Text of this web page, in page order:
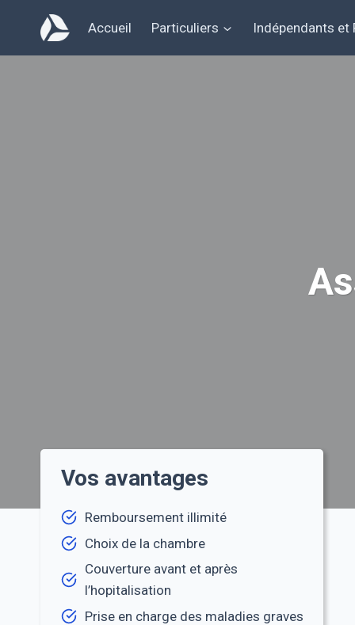
contenu
Accueil Particuliers Indépendants et
Vos avantages
Remboursement illimité
Choix de la chambre
Couverture avant et après
l’hopitalisation
Prise en charge des maladies graves